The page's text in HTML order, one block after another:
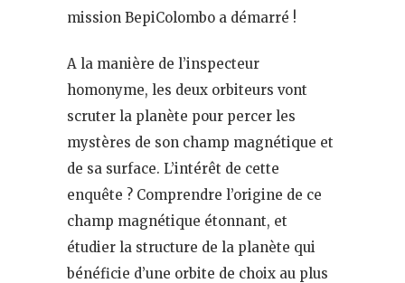
mission BepiColombo a démarré !
A la manière de l’inspecteur
homonyme, les deux orbiteurs vont
scruter la planète pour percer les
mystères de son champ magnétique et
de sa surface. L’intérêt de cette
enquête ? Comprendre l’origine de ce
champ magnétique étonnant, et
étudier la structure de la planète qui
bénéficie d’une orbite de choix au plus